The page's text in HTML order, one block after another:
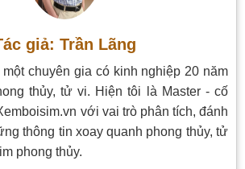
giả: Trần Lãng
chuyên gia có kinh nghiệp 20 năm
thủy, tử vi. Hiện tôi là Master - cố
với vai trò phân tích, đánh
thông tin xoay quanh phong thủy, tử
phong thủy.